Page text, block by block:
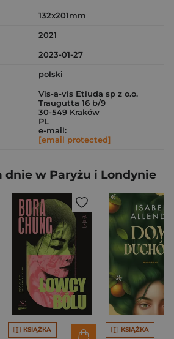
132x201mm
2021
2023-01-27
polski
Vis-a-vis Etiuda sp z o.o.
Traugutta 16 b/9
30-549 Kraków
PL
e-mail:
[email protected]
dnie w Paryżu i Londynie
KSIĄŻKA KSIĄŻKA